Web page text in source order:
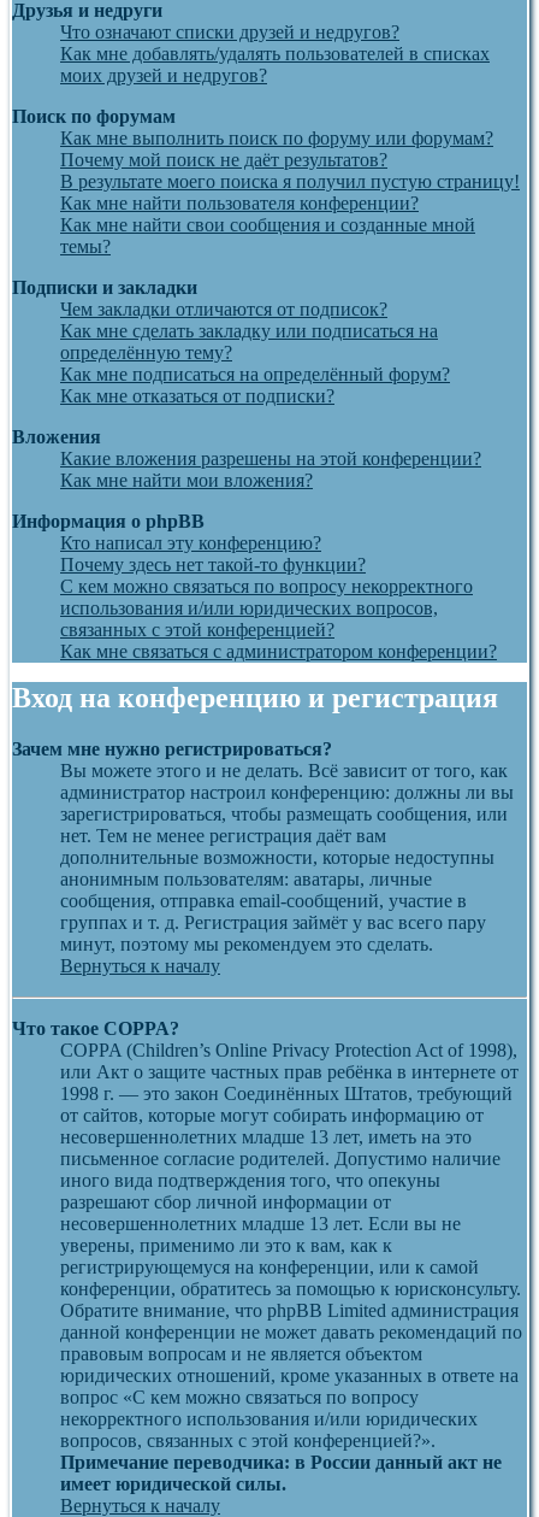
Друзья и недруги
Что означают списки друзей и недругов?
Как мне добавлять/удалять пользователей в списках
моих друзей и недругов?
Поиск по форумам
Как мне выполнить поиск по форуму или форумам?
Почему мой поиск не даёт результатов?
В результате моего поиска я получил пустую страницу!
Как мне найти пользователя конференции?
Как мне найти свои сообщения и созданные мной
темы?
Подписки и закладки
Чем закладки отличаются от подписок?
Как мне сделать закладку или подписаться на
определённую тему?
Как мне подписаться на определённый форум?
Как мне отказаться от подписки?
Вложения
Какие вложения разрешены на этой конференции?
Как мне найти мои вложения?
Информация о phpBB
Кто написал эту конференцию?
Почему здесь нет такой-то функции?
С кем можно связаться по вопросу некорректного
использования и/или юридических вопросов,
связанных с этой конференцией?
Как мне связаться с администратором конференции?
Вход на конференцию и регистрация
Зачем мне нужно регистрироваться?
Вы можете этого и не делать. Всё зависит от того, как
администратор настроил конференцию: должны ли вы
зарегистрироваться, чтобы размещать сообщения, или
нет. Тем не менее регистрация даёт вам
дополнительные возможности, которые недоступны
анонимным пользователям: аватары, личные
сообщения, отправка email-сообщений, участие в
группах и т. д. Регистрация займёт у вас всего пару
минут, поэтому мы рекомендуем это сделать.
Вернуться к началу
Что такое COPPA?
COPPA (Children’s Online Privacy Protection Act of 1998),
или Акт о защите частных прав ребёнка в интернете от
1998 г. — это закон Соединённых Штатов, требующий
от сайтов, которые могут собирать информацию от
несовершеннолетних младше 13 лет, иметь на это
письменное согласие родителей. Допустимо наличие
иного вида подтверждения того, что опекуны
разрешают сбор личной информации от
несовершеннолетних младше 13 лет. Если вы не
уверены, применимо ли это к вам, как к
регистрирующемуся на конференции, или к самой
конференции, обратитесь за помощью к юрисконсульту.
Обратите внимание, что phpBB Limited администрация
данной конференции не может давать рекомендаций по
правовым вопросам и не является объектом
юридических отношений, кроме указанных в ответе на
вопрос «С кем можно связаться по вопросу
некорректного использования и/или юридических
вопросов, связанных с этой конференцией?».
Примечание переводчика: в России данный акт не
имеет юридической силы.
Вернуться к началу